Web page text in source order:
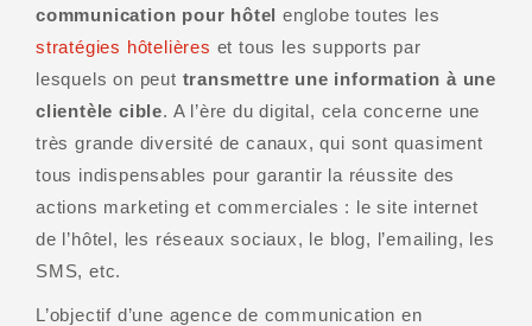
communication pour hôtel englobe toutes les
stratégies hôtelières et tous les supports par
lesquels on peut transmettre une information à une
clientèle cible. A l’ère du digital, cela concerne une
très grande diversité de canaux, qui sont quasiment
tous indispensables pour garantir la réussite des
actions marketing et commerciales : le site internet
de l’hôtel, les réseaux sociaux, le blog, l’emailing, les
SMS, etc.
L’objectif d’une agence de communication en